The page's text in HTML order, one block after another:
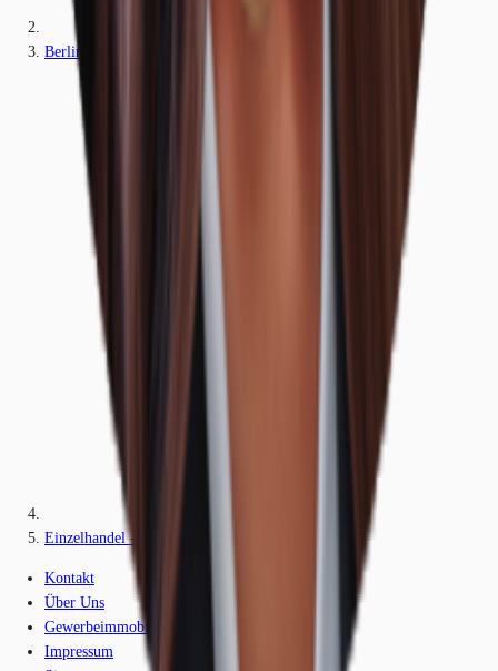
Berlin
Einzelhandel - Berlin, Kreuzberg - E1227
Kontakt
Über Uns
Gewerbeimmobilien-Lexikon
Impressum